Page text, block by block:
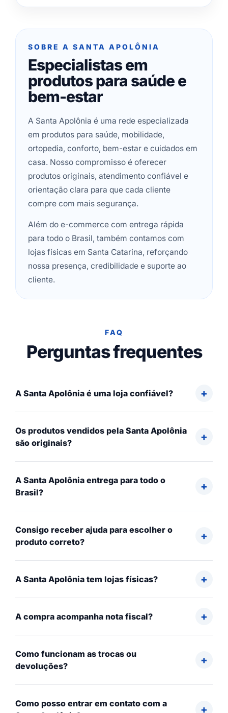
SOBRE A SANTA APOLÔNIA
Especialistas em
produtos para saúde e
bem-estar
A Santa Apolônia é uma rede especializada
em produtos para saúde, mobilidade,
ortopedia, conforto, bem-estar e cuidados em
casa. Nosso compromisso é oferecer
produtos originais, atendimento confiável e
orientação clara para que cada cliente
compre com mais segurança.
Além do e-commerce com entrega rápida
para todo o Brasil, também contamos com
lojas físicas em Santa Catarina, reforçando
nossa presença, credibilidade e suporte ao
cliente.
FAQ
Perguntas frequentes
A Santa Apolônia é uma loja confiável?
Os produtos vendidos pela Santa Apolônia
são originais?
A Santa Apolônia entrega para todo o
Brasil?
Consigo receber ajuda para escolher o
produto correto?
A Santa Apolônia tem lojas físicas?
A compra acompanha nota fiscal?
Como funcionam as trocas ou
devoluções?
Como posso entrar em contato com a